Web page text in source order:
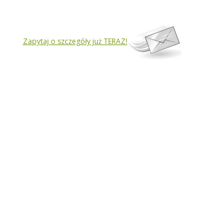
Zapytaj o szczegóły już TERAZ!